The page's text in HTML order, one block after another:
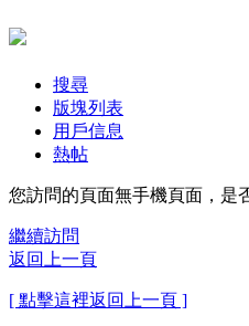
搜尋
版塊列表
用戶信息
熱帖
您訪問的頁面無手機頁面，是
繼續訪問
返回上一頁
[ 點擊這裡返回上一頁 ]